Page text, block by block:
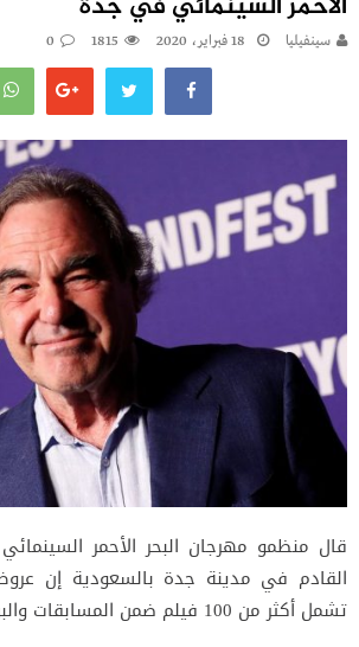
سينفيليا 18 فبراير، 2020 1815
0
قال منظمو مهرجان البحر الأحمر
القادم في مدينة جدة بالسعودية إن
تشمل أكثر من 100 فيلم ضمن المسابقات والبرامج المختلفة.